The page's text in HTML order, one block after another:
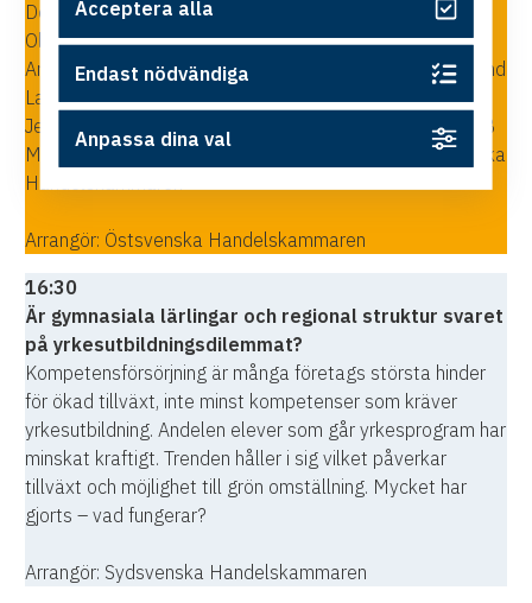
Douglas Heilborn, vd, Oxelösunds Hamn
Ola Hjärtström, vice vd, Norrköpings Hamn
Anders Boman, Chief Operating Officer, Rederi AB Gotland
Lars Lundin, vd, Holmen Paper
Jesper Kansbod, Head of Governmental Relations, SSAB
Maria Björk Hummelgren, näringspolitisk chef, Östsvenska
Handelskammaren
Arrangör: Östsvenska Handelskammaren
16:30
Är gymnasiala lärlingar och regional struktur svaret
på yrkesutbildningsdilemmat?
Kompetensförsörjning är många företags största hinder
för ökad tillväxt, inte minst kompetenser som kräver
yrkesutbildning. Andelen elever som går yrkesprogram har
minskat kraftigt. Trenden håller i sig vilket påverkar
tillväxt och möjlighet till grön omställning. Mycket har
gjorts – vad fungerar?
Arrangör: Sydsvenska Handelskammaren
Acceptera alla
Endast nödvändiga
Anpassa dina val